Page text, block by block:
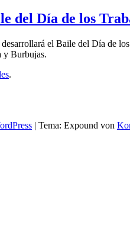
del Día de los
el Baile del Día de
y Burbujas.
.
| Tema: Expound von